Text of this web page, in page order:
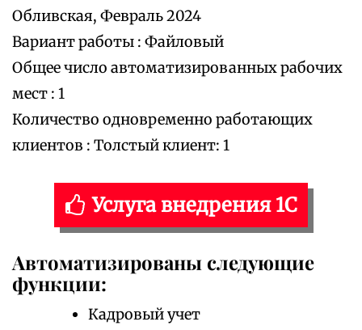
Обливская, Февраль 2024
Вариант работы : Файловый
Общее число автоматизированных рабочих
мест : 1
Количество одновременно работающих
клиентов : Толстый клиент: 1
Услуга внедрения 1С
Автоматизированы следующие
функции:
Кадровый учет